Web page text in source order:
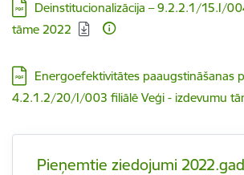
Lejupielādēt:
Deinstitucionalizācija – 9.2.2.1/15.I/004
tāme 2022
Lejupielādēt:
Energoefektivitātes paaugstināšanas
4.2.1.2/20/I/003 filiālē Veģi - izdevumu
Pieņemtie ziedojumi